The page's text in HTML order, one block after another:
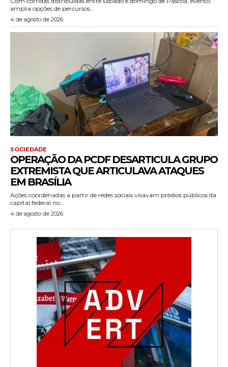
amplia opções de percursos...
4 de agosto de 2026
SOCIEDADE
OPERAÇÃO DA PCDF DESARTICULA GRUPO
EXTREMISTA QUE ARTICULAVA ATAQUES
EM BRASÍLIA
Ações coordenadas a partir de redes sociais visavam prédios públicos da
capital federal no...
4 de agosto de 2026